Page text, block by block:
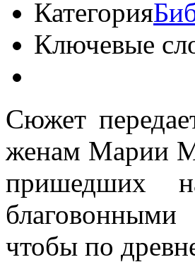
Категория
Ключевые
Сюжет
женам Марии
пришедших
чтобы по